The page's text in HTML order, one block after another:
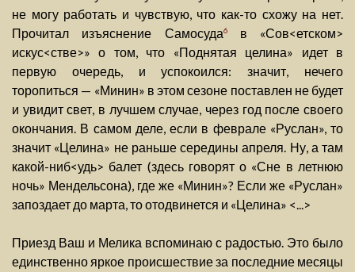
не могу работать и чувствую, что как-то схожу на нет.
Прочитал изъяснение Самосуда6в «Сов<етском>
искус<стве>» о том, что «Поднятая целина» идет в
первую очередь, и успокоился: значит, нечего
торопиться — «Минин» в этом сезоне поставлен не будет
и увидит свет, в лучшем случае, через год после своего
окончания. В самом деле, если в феврале «Руслан», то
значит «Целина» не раньше середины апреля. Ну, а там
какой-ниб<удь> балет (здесь говорят о «Сне в летнюю
ночь» Мендельсона), где же «Минин»? Если же «Руслан»
запоздает до марта, то отодвинется и «Целина» <...>
Приезд Ваш и Мелика вспоминаю с радостью. Это было
единственно яркое происшествие за последние месяцы